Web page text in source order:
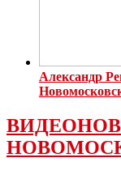
Александр